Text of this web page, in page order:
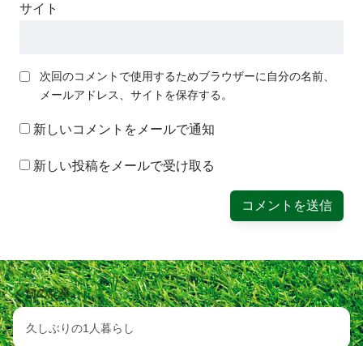
サイト
次回のコメントで使用するためブラウザーに自分の名前、
メールアドレス、サイトを保存する。
新しいコメントをメールで通知
新しい投稿をメールで受け取る
前の記事
久しぶりの1人暮らし